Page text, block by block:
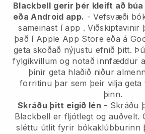
Blackbell gerir þér kleift að búa
eða Android app. -Vefsvæði
sameinast í app . Viðskiptavinir
það í Apple App Store eða á
geta skoðað nýjustu efnið þitt.
fylgikvillum og notað innfæddur
þínir geta hlaðið niður
forritinu þar sem þeir vilja geta
þinn.
Skráðu þitt eigið lén - Skráðu
Blackbell er fljótlegt og auðvelt.
sléttu útlit fyrir bókaklúbburinn